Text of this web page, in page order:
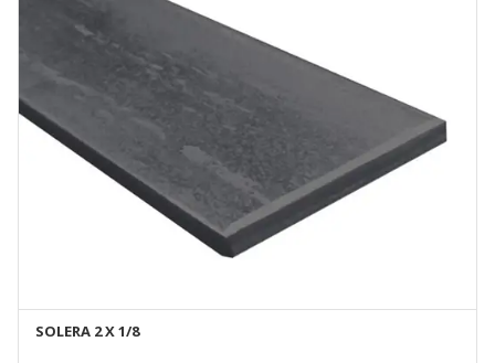
SOLERA 2 X 1/8